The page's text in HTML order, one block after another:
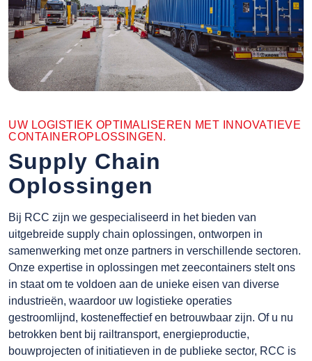
UW LOGISTIEK OPTIMALISEREN MET INNOVATIEVE
CONTAINEROPLOSSINGEN.
Supply Chain
Oplossingen
Bij RCC zijn we gespecialiseerd in het bieden van
uitgebreide supply chain oplossingen, ontworpen in
samenwerking met onze partners in verschillende sectoren.
Onze expertise in oplossingen met zeecontainers stelt ons
in staat om te voldoen aan de unieke eisen van diverse
industrieën, waardoor uw logistieke operaties
gestroomlijnd, kosteneffectief en betrouwbaar zijn. Of u nu
betrokken bent bij railtransport, energieproductie,
bouwprojecten of initiatieven in de publieke sector, RCC is